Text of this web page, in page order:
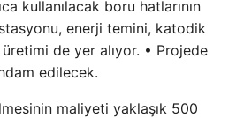
kullanılacak boru hatlarının
enerji temini, katodik
de yer alıyor. • Projede
edilecek.
maliyeti yaklaşık 500